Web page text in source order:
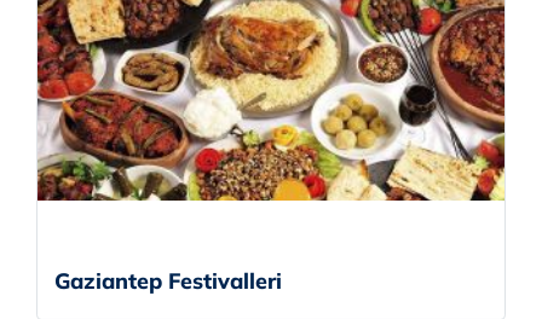
Gaziantep Festivalleri